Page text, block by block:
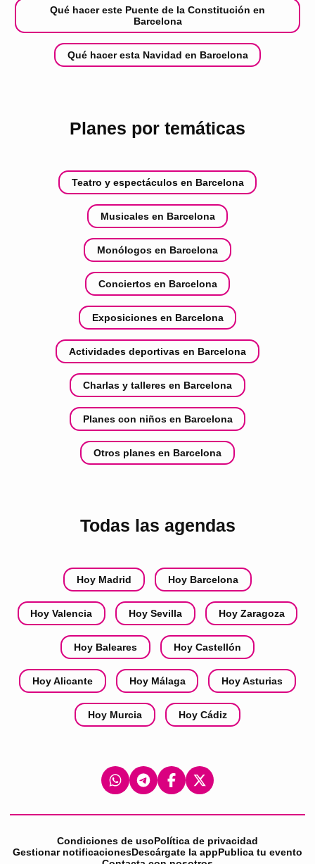
Qué hacer este Puente de la Constitución en
Barcelona
Qué hacer esta Navidad en Barcelona
Planes por temáticas
Teatro y espectáculos en Barcelona
Musicales en Barcelona
Monólogos en Barcelona
Conciertos en Barcelona
Exposiciones en Barcelona
Actividades deportivas en Barcelona
Charlas y talleres en Barcelona
Planes con niños en Barcelona
Otros planes en Barcelona
Todas las agendas
Hoy Madrid Hoy Barcelona
Hoy Valencia Hoy Sevilla Hoy Zaragoza
Hoy Baleares Hoy Castellón
Hoy Alicante Hoy Málaga Hoy Asturias
Hoy Murcia Hoy Cádiz
Condiciones de usoPolítica de privacidad
Gestionar notificacionesDescárgate la appPublica tu evento